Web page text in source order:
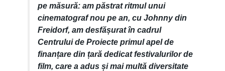
pe măsură: am păstrat ritmul unui
cinematograf nou pe an, cu Johnny din
Freidorf, am desfășurat în cadrul
Centrului de Proiecte primul apel de
finanțare din țară dedicat festivalurilor de
film, care a adus și mai multă diversitate